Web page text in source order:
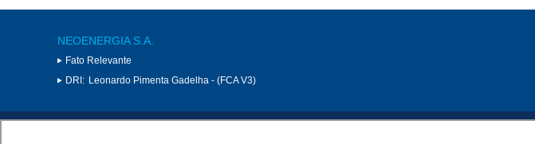
NEOENERGIA S.A.
Fato Relevante
DRI: Leonardo Pimenta Gadelha - (FCA V3)